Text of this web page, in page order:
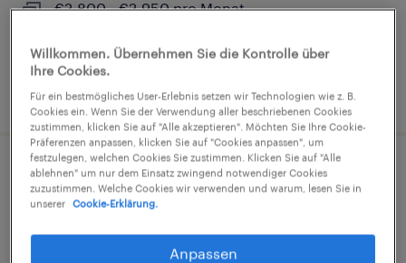
€2.800 - €2.950 pro Monat
6. August 2026
Verkäufer im Telekom Flagship-Store
(m/w/d)
Köln, Nordrhein-Westfalen
Willkommen. Übernehmen Sie die Kontrolle über
Ihre Cookies.
Für ein bestmögliches User-Erlebnis setzen wir Technologien wie z. B.
Cookies ein. Wenn Sie der Verwendung aller beschriebenen Cookies
zustimmen, klicken Sie auf "Alle akzeptieren". Möchten Sie Ihre Cookie-
Präferenzen anpassen, klicken Sie auf "Cookies anpassen", um
festzulegen, welchen Cookies Sie zustimmen. Klicken Sie auf "Alle
ablehnen" um nur dem Einsatz zwingend notwendiger Cookies
zuzustimmen. Welche Cookies wir verwenden und warum, lesen Sie in
unserer
Cookie-Erklärung.
Anpassen